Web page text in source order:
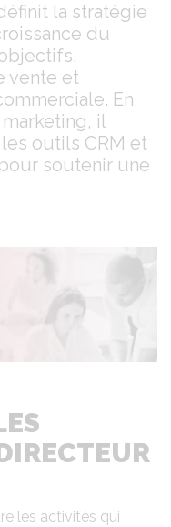
la stratégie
du
vente et
En
il
outils CRM et
soutenir une
les activités qui